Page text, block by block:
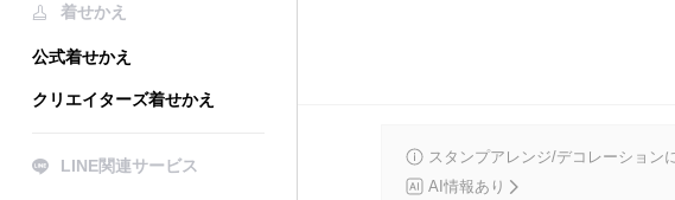
着せかえ
公式着せかえ
クリエイターズ着せかえ
LINE関連サービス
スタンプアレンジ/デコレーション
AI情報あり